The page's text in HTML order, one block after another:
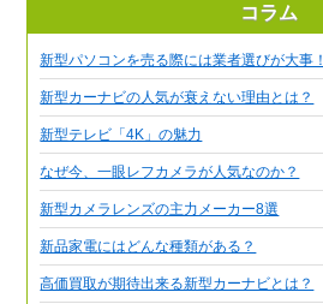
コラム
新型パソコンを売る際には業者選びが大事！
新型カーナビの人気が衰えない理由とは？
新型テレビ「4K」の魅力
なぜ今、一眼レフカメラが人気なのか？
新型カメラレンズの主力メーカー8選
新品家電にはどんな種類がある？
高価買取が期待出来る新型カーナビとは？